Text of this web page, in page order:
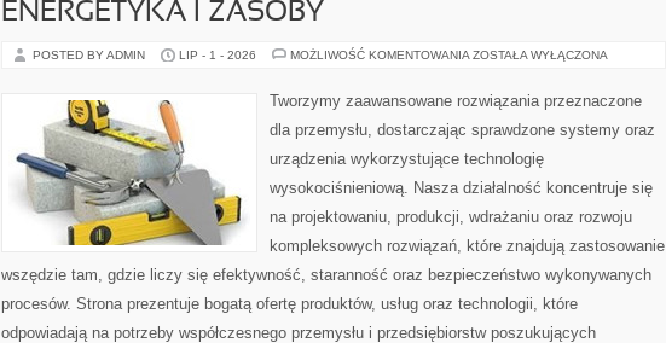
ENERGETYKA I ZASOBY
POSTED BY ADMIN LIP - 1 - 2026 MOŻLIWOŚĆ KOMENTOWANIA ENERGETYKA
ZOSTAŁA WYŁĄCZONA
Tworzymy zaawansowane rozwiązania przeznaczone
dla przemysłu, dostarczając sprawdzone systemy oraz
urządzenia wykorzystujące technologię
wysokociśnieniową. Nasza działalność koncentruje się
na projektowaniu, produkcji, wdrażaniu oraz rozwoju
kompleksowych rozwiązań, które znajdują zastosowanie
wszędzie tam, gdzie liczy się efektywność, staranność oraz bezpieczeństwo wykonywanych
procesów. Strona prezentuje bogatą ofertę produktów, usług oraz technologii, które
odpowiadają na potrzeby współczesnego przemysłu i przedsiębiorstw poszukujących